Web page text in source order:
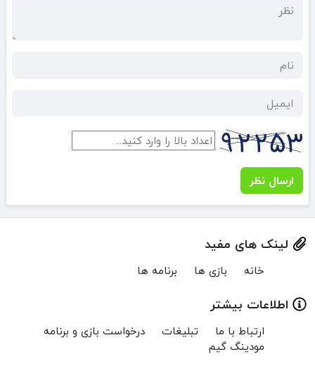
ارسال نظر
لینک های مفید
خانه بازی ها برنامه ها
اطلاعات بیشتر
ارتباط با ما تبلیغات
درخواست بازی و برنامه
مودینگ گیم